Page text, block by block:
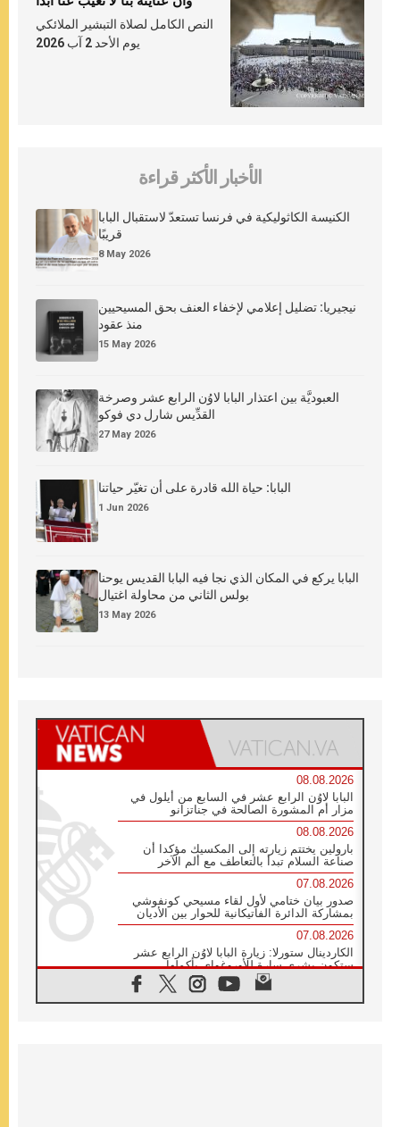
النص الكامل لصلاة التبشير الملائكي
يوم الأحد 2 آب 2026
الأخبار الأكثر قراءة
الكنيسة الكاثوليكية في فرنسا تستعدّ لاستقبال البابا
قريبًا
8 May 2026
نيجيريا: تضليل إعلامي لإخفاء العنف بحق المسيحيين
منذ عقود
15 May 2026
العبوديَّة بين اعتذار البابا لاوُن الرابع عشر وصرخة
القدِّيس شارل دي فوكو
27 May 2026
البابا: حياة الله قادرة على أن تغيّر حياتنا
1 Jun 2026
البابا يركع في المكان الذي نجا فيه البابا القديس يوحنا
بولس الثاني من محاولة اغتيال
13 May 2026
08.08.2026
البابا لاوُن الرابع عشر في السابع من أيلول في
مزار أم المشورة الصالحة في جناتزانو
08.08.2026
بارولين يختتم زيارته إلى المكسيك مؤكدا أن
صناعة السلام تبدأ بالتعاطف مع ألم الآخر
07.08.2026
صدور بيان ختامي لأول لقاء مسيحي كونفوشي
بمشاركة الدائرة الفاتيكانية للحوار بين الأديان
07.08.2026
الكاردينال ستورلا: زيارة البابا لاوُن الرابع عشر
ستكون بشرى سارة للأوروغواي بأكملها
الفاتيكان يعلن برنامج الزيارة الرسولية للبابا لاوُن